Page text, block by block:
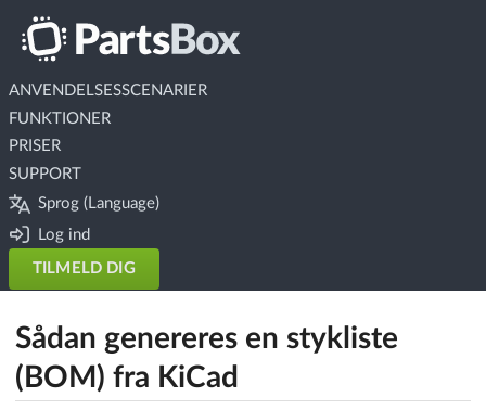
ANVENDELSESSCENARIER
FUNKTIONER
PRISER
SUPPORT
Sprog (Language)
Log ind
TILMELD DIG
Sådan genereres en stykliste
(BOM) fra KiCad